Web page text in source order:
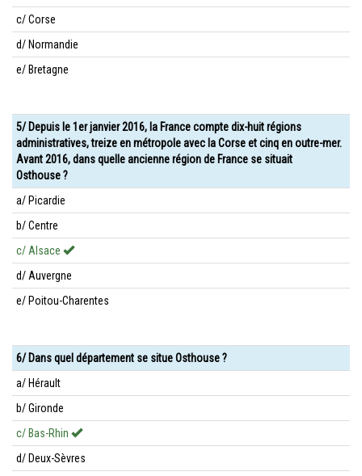
c/ Corse
d/ Normandie
e/ Bretagne
5/ Depuis le 1er janvier 2016, la France compte dix-huit régions
administratives, treize en métropole avec la Corse et cinq en outre-mer.
Avant 2016, dans quelle ancienne région de France se situait
Osthouse ?
a/ Picardie
b/ Centre
c/ Alsace
d/ Auvergne
e/ Poitou-Charentes
6/ Dans quel département se situe Osthouse ?
a/ Hérault
b/ Gironde
c/ Bas-Rhin
d/ Deux-Sèvres